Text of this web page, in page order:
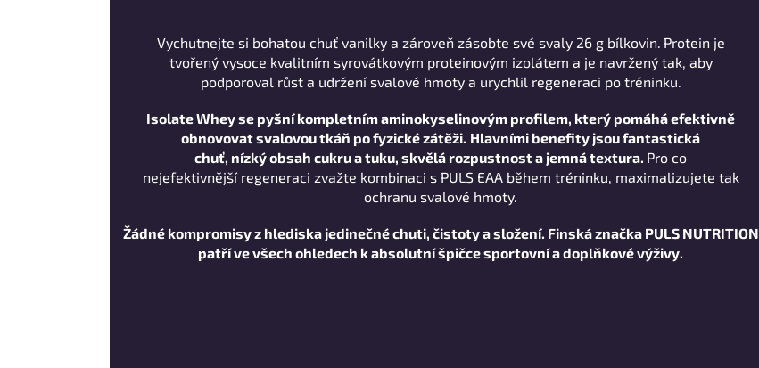
Vychutnejte si bohatou chuť vanilky a zároveň zásobte své svaly 26 g bílkovin. Protein je
tvořený vysoce kvalitním syrovátkovým proteinovým izolátem a je navržený tak, aby
podporoval růst a udržení svalové hmoty a urychlil regeneraci po tréninku.
Isolate Whey se pyšní kompletním aminokyselinovým profilem, který pomáhá efektivně
obnovovat svalovou tkáň po fyzické zátěži. Hlavními benefity jsou fantastická
chuť, nízký obsah cukru a tuku, skvělá rozpustnost a jemná textura. Pro co
nejefektivnější regeneraci zvažte kombinaci s PULS EAA během tréninku, maximalizujete tak
ochranu svalové hmoty.
Žádné kompromisy z hlediska jedinečné chuti, čistoty a složení. Finská značka PULS NUTRITION
patří ve všech ohledech k absolutní špičce sportovní a doplňkové výživy.